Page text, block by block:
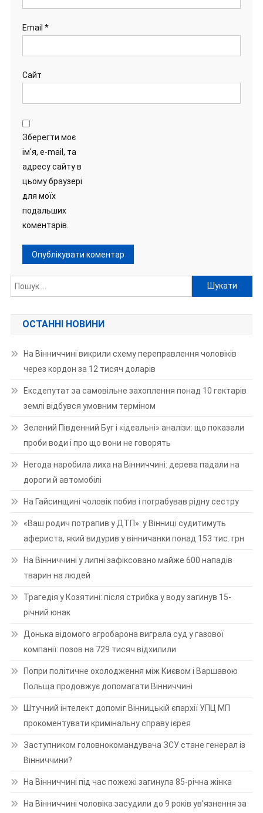
Email *
Сайт
Зберегти моє
ім'я, e-mail, та
адресу сайту в
цьому браузері
для моїх
подальших
коментарів.
Пошук:
ОСТАННІ НОВИНИ
На Вінниччині викрили схему переправлення чоловіків
через кордон за 12 тисяч доларів
Ексдепутат за самовільне захоплення понад 10 гектарів
землі відбувся умовним терміном
Зелений Південний Буг і «ідеальні» аналізи: що показали
проби води і про що вони не говорять
Негода наробила лиха на Вінниччині: дерева падали на
дороги й автомобілі
На Гайсинщині чоловік побив і пограбував рідну сестру
«Ваш родич потрапив у ДТП»: у Вінниці судитимуть
афериста, який видурив у вінничанки понад 153 тис. грн
На Вінниччині у липні зафіксовано майже 600 нападів
тварин на людей
Трагедія у Козятині: після стрибка у воду загинув 15-
річний юнак
Донька відомого агробарона виграла суд у газової
компанії: позов на 729 тисяч відхилили
Попри політичне охолодження між Києвом і Варшавою
Польща продовжує допомагати Вінниччині
Штучний інтелект допоміг Вінницькій єпархії УПЦ МП
прокоментувати кримінальну справу ієрея
Заступником головнокомандувача ЗСУ стане генерал із
Вінниччини?
На Вінниччині під час пожежі загинула 85-річна жінка
На Вінниччині чоловіка засудили до 9 років ув’язнення за